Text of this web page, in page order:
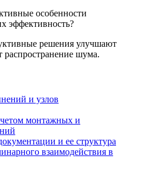
особенности
эффективность?
решения улучшают
шума.
и узлов
монтажных и
и ее структура
взаимодействия в